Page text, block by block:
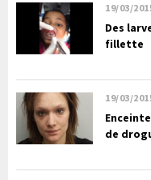
19/03/
Des
fillette
19/03/
de